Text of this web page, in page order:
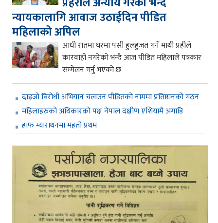
न्यायकालागि आवाज उठाईदिन पीडित
महिलाको अपिल
आधी रातमा घरमा पसी हुलहुजत गर्ने माथी प्रहीले
कारवाही नगरेको भन्दै आज पीडित महिलाले पत्रकार
सम्मेलन गर्नु भएको छ
दाइजो बिरोधी अभियान चलाउन पीडितको नाममा प्रतिष्ठानको गठन
महिलाहरुको अधिकारको पक्ष नेपाल दक्षीण एशियामै अगाडि
हाफ म्याराथनमा महतो प्रथम